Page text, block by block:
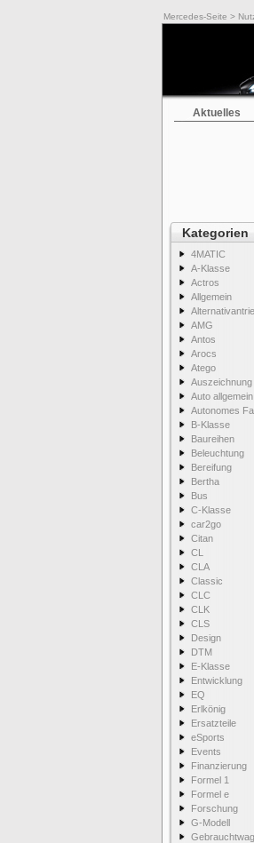
Mercedes-Seite >
Aktuelles
Kategorien
4MATIC
A-Klasse
Actros
Allgemein
AMG
Antos
Arocs
Atego
Auszeichnung
Auto allgemein
Autonomes
B-Klasse
Baureihen
Beleuchtung
Bereifung
Bertha
Bus
C-Klasse
car2go
Citan
CL
CLA
Classic
CLC
CLK
CLS
Design
DTM
E-Klasse
Entwicklung
EQ
Erlkönig
Ersatzteile
eSports
Events
Finanzierung
Formel 1
Formel e
Forschung
G-Modell